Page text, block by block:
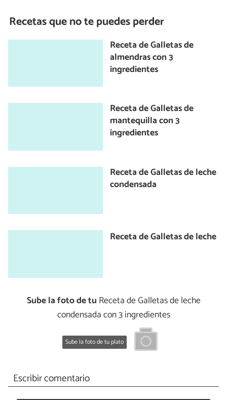
Recetas que no te puedes perder
Receta de Galletas de
almendras con 3
ingredientes
Receta de Galletas de
mantequilla con 3
ingredientes
Receta de Galletas de leche
condensada
Receta de Galletas de leche
Sube la foto de tu Receta de Galletas de leche
condensada con 3 ingredientes
Sube la foto de tu plato
Escribir comentario